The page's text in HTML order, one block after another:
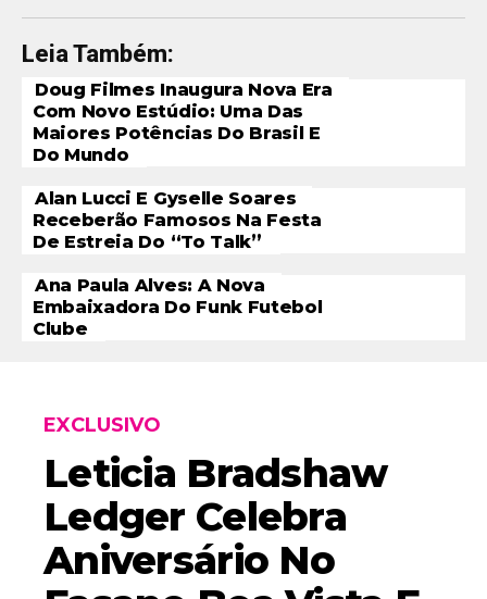
Leia Também:
Doug Filmes Inaugura Nova Era
Com Novo Estúdio: Uma Das
Maiores Potências Do Brasil E
Do Mundo
Alan Lucci E Gyselle Soares
Receberão Famosos Na Festa
De Estreia Do “To Talk”
Ana Paula Alves: A Nova
Embaixadora Do Funk Futebol
Clube
EXCLUSIVO
Leticia Bradshaw
Ledger Celebra
Aniversário No